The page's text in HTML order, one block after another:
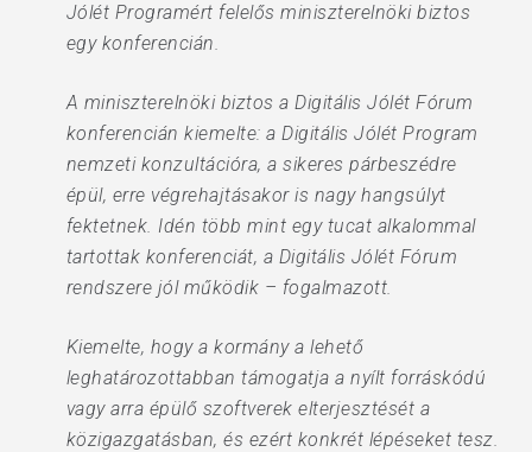
Jólét Programért felelős miniszterelnöki biztos
egy konferencián.
A miniszterelnöki biztos a Digitális Jólét Fórum
konferencián kiemelte: a Digitális Jólét Program
nemzeti konzultációra, a sikeres párbeszédre
épül, erre végrehajtásakor is nagy hangsúlyt
fektetnek. Idén több mint egy tucat alkalommal
tartottak konferenciát, a Digitális Jólét Fórum
rendszere jól működik – fogalmazott.
Kiemelte, hogy a kormány a lehető
leghatározottabban támogatja a nyílt forráskódú
vagy arra épülő szoftverek elterjesztését a
közigazgatásban, és ezért konkrét lépéseket tesz.